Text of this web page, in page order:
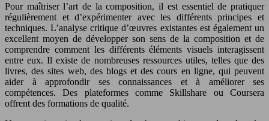
Pour maîtriser l’art de la composition, il est essentiel de pratiquer
régulièrement et d’expérimenter avec les différents principes et
techniques. L’analyse critique d’œuvres existantes est également un
excellent moyen de développer son sens de la composition et de
comprendre comment les différents éléments visuels interagissent
entre eux. Il existe de nombreuses ressources utiles, telles que des
livres, des sites web, des blogs et des cours en ligne, qui peuvent
aider à approfondir ses connaissances et à améliorer ses
compétences. Des plateformes comme Skillshare ou Coursera
offrent des formations de qualité.